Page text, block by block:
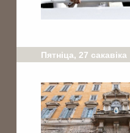
Пятніца, 27 сакавіка